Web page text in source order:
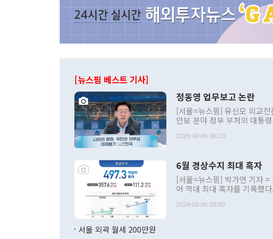
[뉴스핌 베스트 기사]
정동영 업무보고 논란
[서울=뉴스핌] 유신모 외교
안보 분야 정부 부처의 대통
발언 중에는 정부 내 조율을
주의적 희망에 근거한 비현실
관의 대북 정책 관련 발언이
관 부처 장관이 공개적으로
관의 무리한 대북 접근법과
다. [정동영 통일부 장관이 지난달 23일 오후 서울 종로구 정부서울청사에
2026-08-06 06:10
6월 경상수지 최대 흑자
[서울=뉴스핌] 박가연 기자 =
어 역대 최대 흑자를 기록했
료=한국은행] 한국은행이 6일 발표한 '2026년 6월 국제수지(잠정)'에 따르
2026-08-06 08:00
서울 외곽 월세 200만원